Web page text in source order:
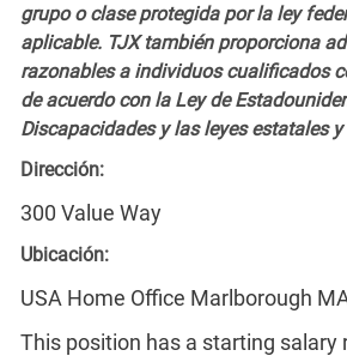
grupo o clase protegida por la ley
aplicable. TJX también proporciona
razonables a individuos cualificados
de acuerdo con la Ley de
Discapacidades y las leyes estatales
Dirección:
300 Value Way
Ubicación:
USA Home Office Marlborough
This position has a starting salary